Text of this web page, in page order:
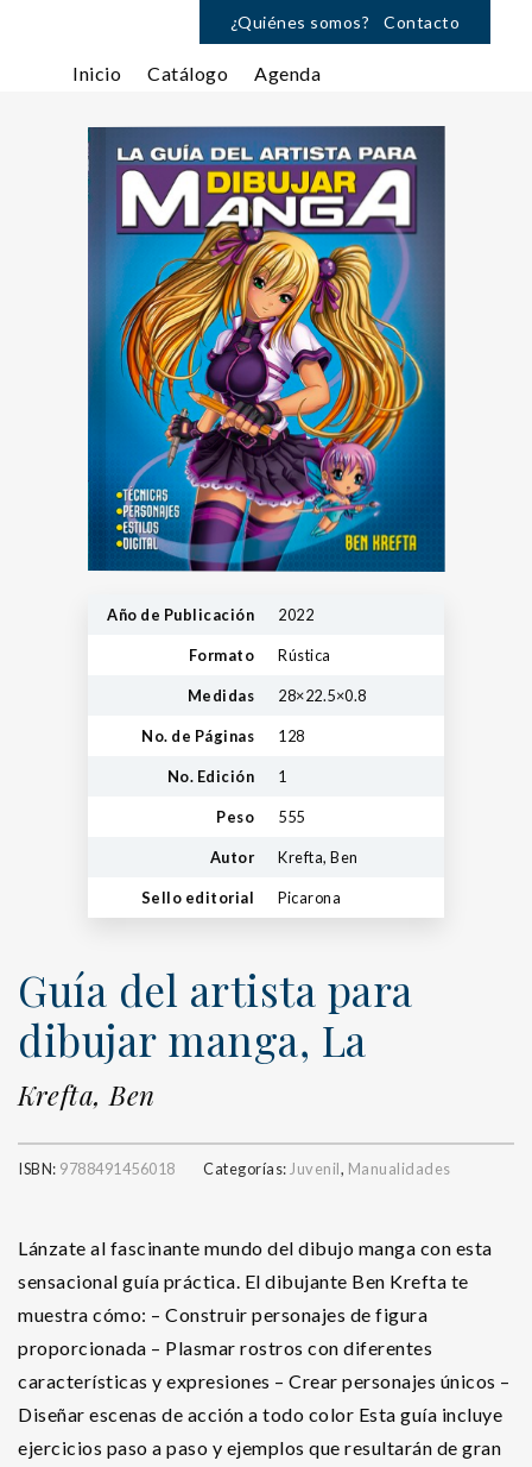
¿Quiénes somos? Contacto
Inicio Catálogo Agenda
Año de Publicación 2022
Formato Rústica
Medidas 28×22.5×0.8
No. de Páginas 128
No. Edición 1
Peso 555
Autor Krefta, Ben
Sello editorial Picarona
Guía del artista para
dibujar manga, La
Krefta, Ben
ISBN: 9788491456018 Categorías: Juvenil, Manualidades
Lánzate al fascinante mundo del dibujo manga con esta
sensacional guía práctica. El dibujante Ben Krefta te
muestra cómo: – Construir personajes de figura
proporcionada – Plasmar rostros con diferentes
características y expresiones – Crear personajes únicos –
Diseñar escenas de acción a todo color Esta guía incluye
ejercicios paso a paso y ejemplos que resultarán de gran